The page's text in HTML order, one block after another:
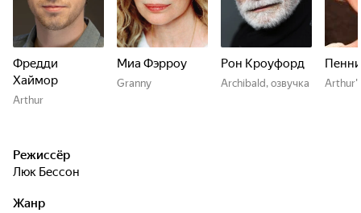
Фредди
Хаймор
Arthur
Миа Фэрроу
Granny
Рон Кроуфорд
Archibald, озвучка
Режиссёр
Люк Бессон
Жанр